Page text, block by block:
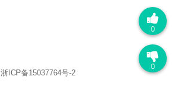
浙ICP备15037764号-2
0
0